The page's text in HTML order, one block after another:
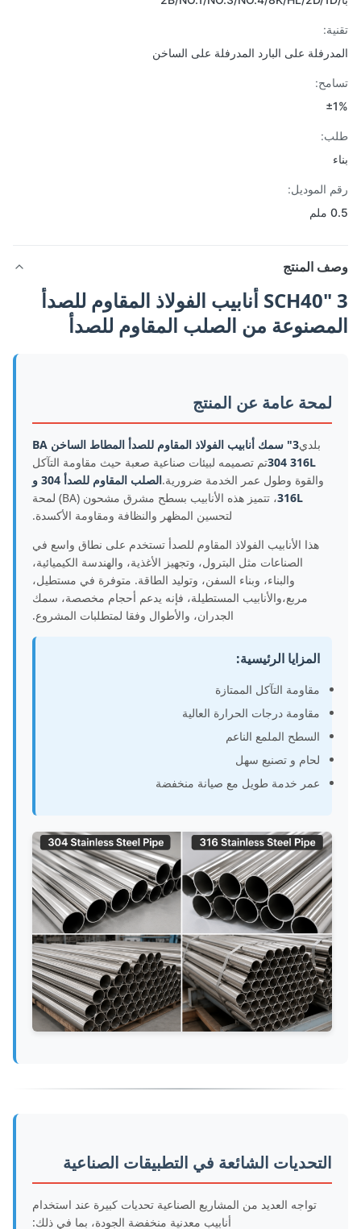
على البارد المدرفلة على الساخن
الموديل:
المنتج
3 "SCH40 أنابيب الفولاذ المقاوم للصدأ
من الصلب المقاوم للصدأ
لمحة عامة عن المنتج
3" سمك أنابيب الفولاذ المقاوم للصدأ المطاط الساخن BA
304 316Lتم تصميمه لبيئات صناعية صعبة حيث مقاومة التآكل
والقوة وطول عمر الخدمة ضرورية.
الصلب المقاوم للصدأ 304 و
، تتميز هذه الأنابيب بسطح مشرق مشحون (BA) لمحة
لتحسين المظهر والنظافة ومقاومة الأكسدة.
هذا الأنابيب الفولاذ المقاوم للصدأ تستخدم على نطاق واسع في
الصناعات مثل البترول، وتجهيز الأغذية، والهندسة الكيميائية،
والبناء، وبناء السفن، وتوليد الطاقة. متوفرة في مستطيل،
مربع،والأنابيب المستطيلة، فإنه يدعم أحجام مخصصة، سمك
الجدران، والأطوال وفقا لمتطلبات المشروع.
المزايا الرئيسية:
مقاومة التآكل الممتازة
مقاومة درجات الحرارة العالية
السطح الملمع الناعم
لحام و تصنيع سهل
عمر خدمة طويل مع صيانة منخفضة
التحديات الشائعة في التطبيقات الصناعية
تواجه العديد من المشاريع الصناعية تحديات كبيرة عند استخدام
أنابيب معدنية منخفضة الجودة، بما في ذلك: